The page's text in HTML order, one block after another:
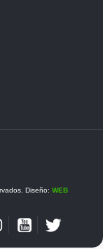
Diseño: WEB